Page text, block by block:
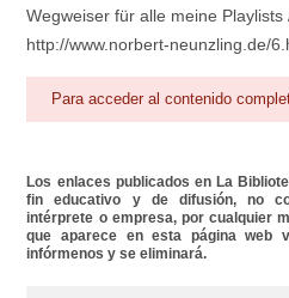
Wegweiser für alle meine
http://www.norbert-neunzling.de/
Para acceder al contenido
Los enlaces publicados en La
fin educativo y de difusión, no
intérprete o empresa, por cualquier
que aparece en esta página web
infórmenos y se eliminará.